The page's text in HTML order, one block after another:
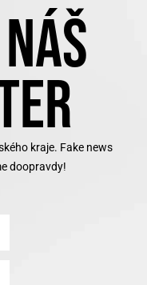
kraje. Fake news
doopravdy!